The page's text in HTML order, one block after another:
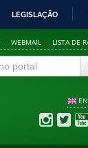
LEGISLAÇÃO
WEBMAIL LISTA DE